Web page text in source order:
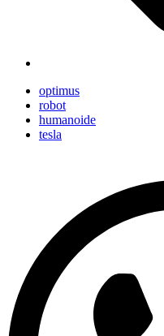
optimus
robot
humanoide
tesla